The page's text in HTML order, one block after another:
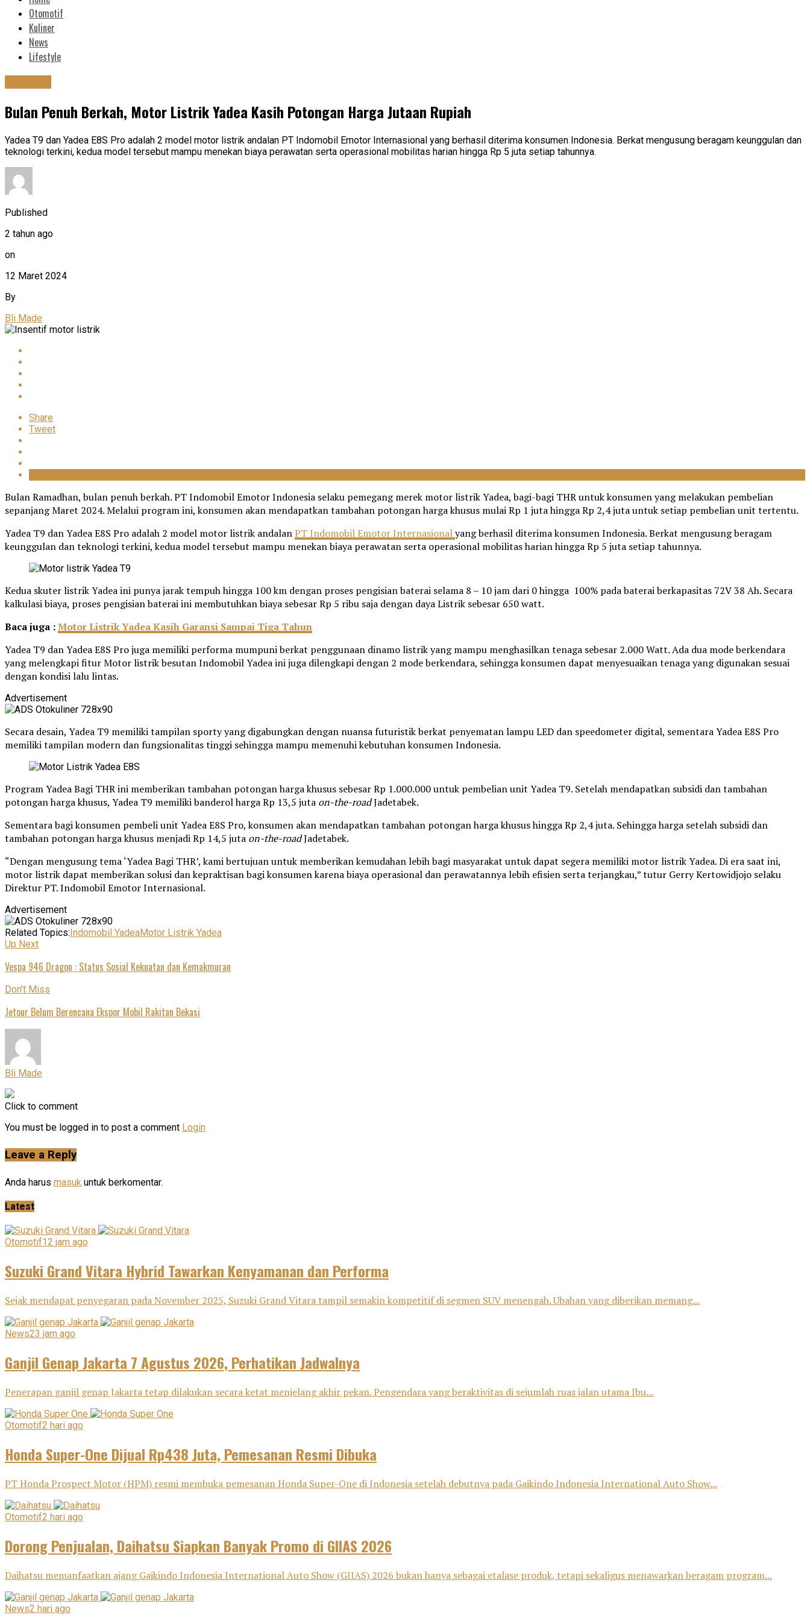
Otomotif
Kuliner
News
Lifestyle
Bulan Penuh Berkah, Motor Listrik Yadea Kasih Potongan Harga Jutaan Rupiah
Yadea T9 dan Yadea E8S Pro adalah 2 model motor listrik andalan PT Indomobil Emotor Internasional yang berhasil diterima konsumen Indonesia. Berkat mengusung beragam keunggulan dan
teknologi terkini, kedua model tersebut mampu menekan biaya perawatan serta operasional mobilitas harian hingga Rp 5 juta setiap tahunnya.
Published
2 tahun ago
on
12 Maret 2024
By
Bli Made
Share
Tweet
Bulan Ramadhan, bulan penuh berkah. PT Indomobil Emotor Indonesia selaku pemegang merek motor listrik Yadea, bagi-bagi THR untuk konsumen yang melakukan pembelian
sepanjang Maret 2024. Melalui program ini, konsumen akan mendapatkan tambahan potongan harga khusus mulai Rp 1 juta hingga Rp 2,4 juta untuk setiap pembelian unit tertentu.
Yadea T9 dan Yadea E8S Pro adalah 2 model motor listrik andalanPT Indomobil Emotor Internasionalyang berhasil diterima konsumen Indonesia. Berkat mengusung beragam
keunggulan dan teknologi terkini, kedua model tersebut mampu menekan biaya perawatan serta operasional mobilitas harian hingga Rp 5 juta setiap tahunnya.
Kedua skuter listrik Yadea ini punya jarak tempuh hingga 100 km dengan proses pengisian baterai selama 8 – 10 jam dari 0 hingga 100% pada baterai berkapasitas 72V 38 Ah. Secara
kalkulasi biaya, proses pengisian baterai ini membutuhkan biaya sebesar Rp 5 ribu saja dengan daya Listrik sebesar 650 watt.
Baca juga :Motor Listrik Yadea Kasih Garansi Sampai Tiga Tahun
Yadea T9 dan Yadea E8S Pro juga memiliki performa mumpuni berkat penggunaan dinamo listrik yang mampu menghasilkan tenaga sebesar 2.000 Watt. Ada dua mode berkendara
yang melengkapi fitur Motor listrik besutan Indomobil Yadea ini juga dilengkapi dengan 2 mode berkendara, sehingga konsumen dapat menyesuaikan tenaga yang digunakan sesuai
dengan kondisi lalu lintas.
Advertisement
Secara desain, Yadea T9 memiliki tampilan sporty yang digabungkan dengan nuansa futuristik berkat penyematan lampu LED dan speedometer digital, sementara Yadea E8S Pro
memiliki tampilan modern dan fungsionalitas tinggi sehingga mampu memenuhi kebutuhan konsumen Indonesia.
Program Yadea Bagi THR ini memberikan tambahan potongan harga khusus sebesar Rp 1.000.000 untuk pembelian unit Yadea T9. Setelah mendapatkan subsidi dan tambahan
potongan harga khusus, Yadea T9 memiliki banderol harga Rp 13,5 juta on-the-roadJadetabek.
Sementara bagi konsumen pembeli unit Yadea E8S Pro, konsumen akan mendapatkan tambahan potongan harga khusus hingga Rp 2,4 juta. Sehingga harga setelah subsidi dan
tambahan potongan harga khusus menjadi Rp 14,5 juta on-the-roadJadetabek.
“Dengan mengusung tema ‘Yadea Bagi THR’, kami bertujuan untuk memberikan kemudahan lebih bagi masyarakat untuk dapat segera memiliki motor listrik Yadea. Di era saat ini,
motor listrik dapat memberikan solusi dan kepraktisan bagi konsumen karena biaya operasional dan perawatannya lebih efisien serta terjangkau,” tutur Gerry Kertowidjojo selaku
Direktur PT. Indomobil Emotor Internasional.
Advertisement
Related Topics:Indomobil YadeaMotor Listrik Yadea
Up Next
Vespa 946 Dragon : Status Sosial Kekuatan dan Kemakmuran
Don't Miss
Jetour Belum Berencana Ekspor Mobil Rakitan Bekasi
Bli Made
Click to comment
You must be logged in to post a comment Login
Leave a Reply
Anda harus masuk untuk berkomentar.
Latest
Otomotif12 jam ago
Suzuki Grand Vitara Hybrid Tawarkan Kenyamanan dan Performa
Sejak mendapat penyegaran pada November 2025, Suzuki Grand Vitara tampil semakin kompetitif di segmen SUV menengah. Ubahan yang diberikan memang...
News23 jam ago
Ganjil Genap Jakarta 7 Agustus 2026, Perhatikan Jadwalnya
Penerapan ganjil genap Jakarta tetap dilakukan secara ketat menjelang akhir pekan. Pengendara yang beraktivitas di sejumlah ruas jalan utama Ibu...
Otomotif2 hari ago
Honda Super-One Dijual Rp438 Juta, Pemesanan Resmi Dibuka
PT Honda Prospect Motor (HPM) resmi membuka pemesanan Honda Super-One di Indonesia setelah debutnya pada Gaikindo Indonesia International Auto Show...
Otomotif2 hari ago
Dorong Penjualan, Daihatsu Siapkan Banyak Promo di GIIAS 2026
Daihatsu memanfaatkan ajang Gaikindo Indonesia International Auto Show (GIIAS) 2026 bukan hanya sebagai etalase produk, tetapi sekaligus menawarkan beragam program...
News2 hari ago